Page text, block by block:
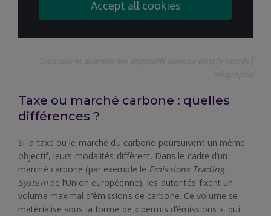
Taxe ou marché carbone : quelles
différences ?
Si la taxe ou le marché du carbone poursuivent un même
objectif, leurs modalités diffèrent. Dans le cadre d’un
marché carbone (par exemple le Emissions Trading
Systemde l’Union européenne), les autorités fixent un
volume maximal d’émissions de carbone. Ce volume se
matérialise sous la forme de « permis d’émissions », qui